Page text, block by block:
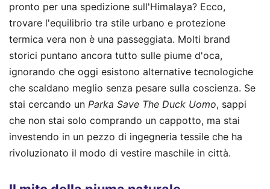
pronto per una spedizione sull'Himalaya? Ecco,
trovare l'equilibrio tra stile urbano e protezione
termica vera non è una passeggiata. Molti brand
storici puntano ancora tutto sulle piume d'oca,
ignorando che oggi esistono alternative tecnologiche
che scaldano meglio senza pesare sulla coscienza. Se
stai cercando un Parka Save The Duck Uomo, sappi
che non stai solo comprando un cappotto, ma stai
investendo in un pezzo di ingegneria tessile che ha
rivoluzionato il modo di vestire maschile in città.